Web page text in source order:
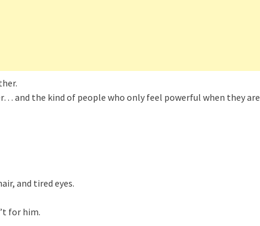
and the kind of people who only feel powerful when they are
and tired eyes.
for him.